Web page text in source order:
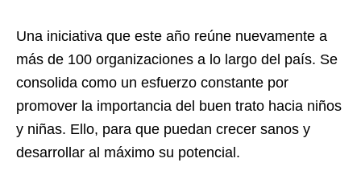
Una iniciativa que este año reúne nuevamente a
más de 100 organizaciones a lo largo del país. Se
consolida como un esfuerzo constante por
promover la importancia del buen trato hacia niños
y niñas. Ello, para que puedan crecer sanos y
desarrollar al máximo su potencial.